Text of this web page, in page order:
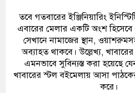
তবে গতবারের ইঞ্জিনিয়ারিং
এবারের মেলার একটি অংশ হিসেবে
সেখানে নামাজের স্থান,
অব্যাহত থাকবে। উল্লেখ্য,
এমনভাবে সুবিন্যস্ত করা হয়েছে
খাবারের স্টল বইমেলায় আসা
করে।